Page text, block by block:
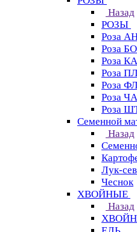
Назад
РОЗЫ
Роза
Роза
Роза
Роза
Роза
Роза
Роза
Семенной
Назад
Лук-
Чеснок
ХВОЙНЫЕ
Назад